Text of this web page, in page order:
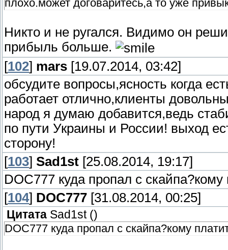
плохо.может договаритесь,а то уже
Никто и не ругался. Видимо он
прибыль больше.
[102] mars [19.07.2014, 03:42]
обсудите вопросы,ясность когда
работает отлично,клиенты
народ я думаю добавится,ведь
по пути Украины и России! выход
сторону!
[103] Sad1st [25.08.2014, 19:17]
DOC777 куда пропал с
[104] DOC777 [31.08.2014, 00:25]
Цитата Sad1st()
DOC777 куда пропал с скайпа?кому